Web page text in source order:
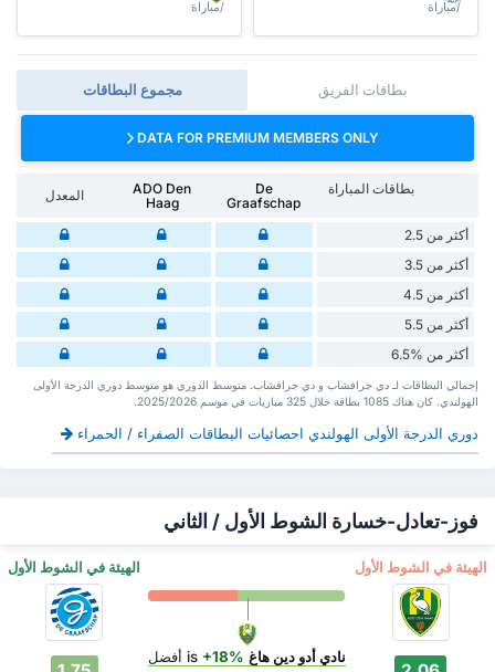
/مباراة /مباراة
مجموع البطاقات بطاقات الفريق
DATA FOR PREMIUM MEMBERS ONLY
بطاقات المباراة
De
Graafschap
ADO Den
Haag
المعدل
أكثر من 2.5
أكثر من 3.5
أكثر من 4.5
أكثر من 5.5
أكثر من %6.5
إجمالي البطاقات لـ دي جرافشاب و دي جرافشاب. متوسط الدوري هو متوسط دوري الدرجة الأولى
الهولندي. كان هناك 1085 بطاقة ‏خلال 325 مباريات في موسم 2025/2026.
دوري الدرجة الأولى الهولندي احصائيات البطاقات الصفراء / الحمراء
فوز-تعادل-خسارة الشوط الأول / الثاني
‏الهيئة في الشوط الأول ‏الهيئة في الشوط الأول
نادي أدو دين هاغ +18%
أفضل